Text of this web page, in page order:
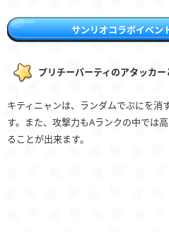
サンリオコラボイベン
プリチーパーティのアタッカ
キティニャンは、ランダムでぷにを消
す。また、攻撃力もAランクの中では
ることが出来ます。